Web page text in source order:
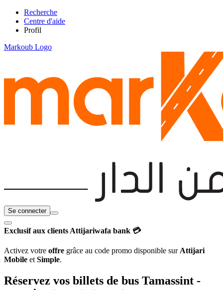
Recherche
Centre d'aide
Profil
Markoub Logo
Se connecter
Exclusif aux clients Attijariwafa bank 💳
Activez votre offre grâce au code promo disponible sur Attijari
Mobile et Simple.
Réservez vos billets de bus Tamassint -